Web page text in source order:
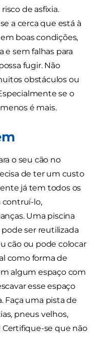
de asfixia.
a cerca que está à
boas condições,
e sem falhas para
fugir. Não
obstáculos ou
se o
é mais.
o seu cão no
de ter um custo
já tem todos os
contruí-lo,
Uma piscina
ser reutilizada
cão ou pode colocar
como forma de
algum espaço com
esse espaço
Faça uma pista de
pneus velhos,
Certifique-se que não